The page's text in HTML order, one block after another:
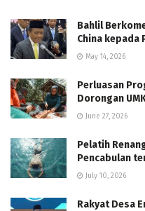
Bahlil
China kepada
May 14, 2026
Perluasan
Dorongan
June 27, 2026
Pelatih
Pencabulan
July 10, 2026
Rakyat Desa